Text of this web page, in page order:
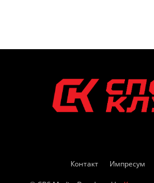
Контакт Импресум